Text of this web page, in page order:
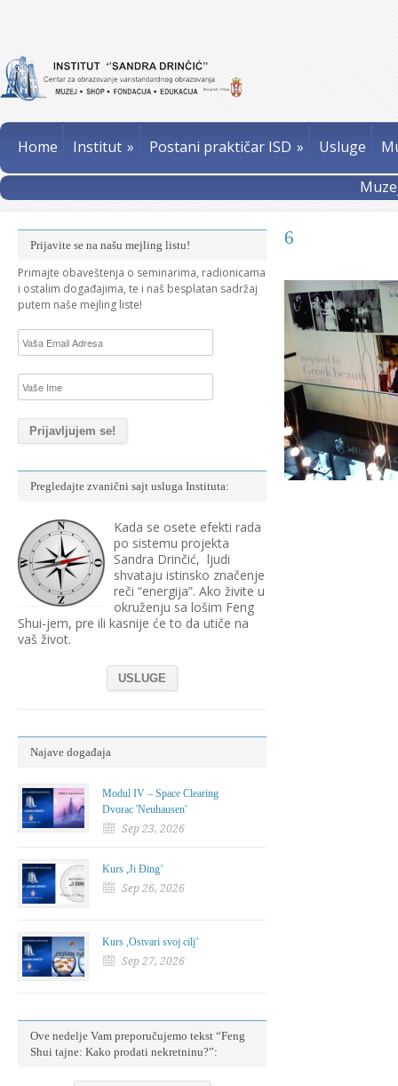
Home Institut » Postani praktičar ISD » Usluge
6
Prijavite se na našu mejling listu!
Primajte obaveštenja o seminarima, radionicama
i ostalim događajima, te i naš besplatan sadržaj
putem naše mejling liste!
Pregledajte zvanični sajt usluga Instituta:
Kada se osete efekti rada
po sistemu projekta
Sandra Drinčić, ljudi
shvataju istinsko značenje
reči “energija”. Ako živite u
okruženju sa lošim Feng
Shui-jem, pre ili kasnije će to da utiče na
vaš život.
USLUGE
Najave događaja
Modul IV – Space Clearing
Dvorac 'Neuhausen'
Sep 23, 2026
Kurs ,Ji Đing’
Sep 26, 2026
Kurs ,Ostvari svoj cilj’
Sep 27, 2026
Ove nedelje Vam preporučujemo tekst “Feng
Shui tajne: Kako prodati nekretninu?”: